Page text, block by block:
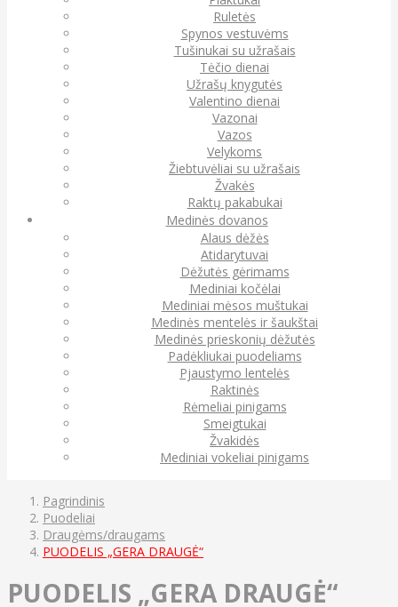
Ruletės
Spynos vestuvėms
Tušinukai su užrašais
Tėčio dienai
Užrašų knygutės
Valentino dienai
Vazonai
Vazos
Velykoms
Žiebtuvėliai su užrašais
Žvakės
Raktų pakabukai
Medinės dovanos
Alaus dėžės
Atidarytuvai
Dėžutės gėrimams
Mediniai kočėlai
Mediniai mėsos muštukai
Medinės mentelės ir šaukštai
Medinės prieskonių dėžutės
Padėkliukai puodeliams
Pjaustymo lentelės
Raktinės
Rėmeliai pinigams
Smeigtukai
Žvakidės
Mediniai vokeliai pinigams
Pagrindinis
Puodeliai
Draugėms/draugams
PUODELIS „GERA DRAUGĖ“
PUODELIS „GERA DRAUGĖ“